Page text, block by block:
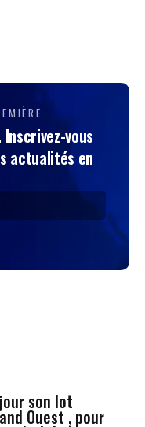
vous
actualités en
son lot
Ouest , pour